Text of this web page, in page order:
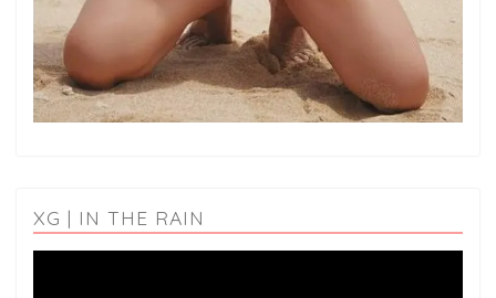
XG | IN THE RAIN